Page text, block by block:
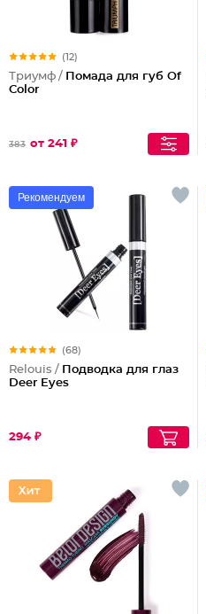
(12)
Триумф / Помада для губ Of
Color
383 от 241 ₽
Рекомендуем
(68)
Relouis / Подводка для глаз
Deer Eyes
294 ₽